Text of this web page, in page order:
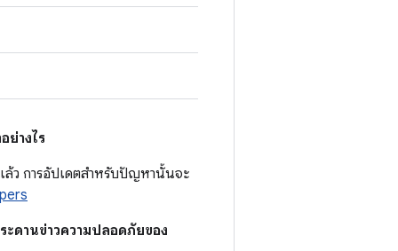
ย่างไร
ล้ว การอัปเดตสำหรับปัญหานั้นจะ
ดานข่าวความปลอดภัยของ